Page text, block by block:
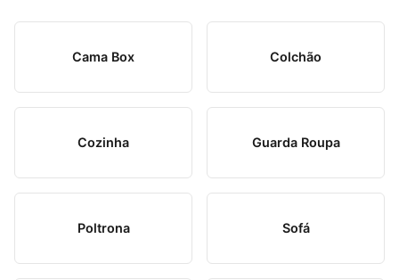
Cama Box Colchão
Cozinha Guarda Roupa
Poltrona Sofá